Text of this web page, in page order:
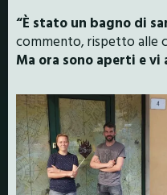
“È stato un bagno di
commento, rispetto alle
Ma ora sono aperti e